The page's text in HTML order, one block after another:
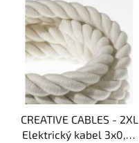
CREATIVE CABLES - 2XL
Elektrický kabel 3x0,75